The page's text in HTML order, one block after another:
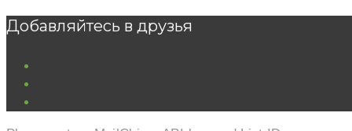
Добавляйтесь в друзья